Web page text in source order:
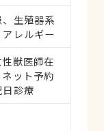
生殖器系
レルギー
獣医師在
ット予約
診療